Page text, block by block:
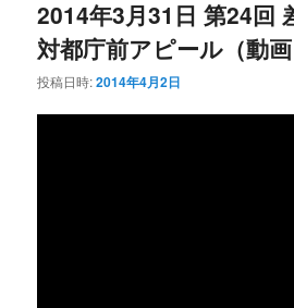
ビ
ゲ
ー
シ
2014年3月31日 第24回
対都庁前アピール（動画
投稿日時:2014年4月2日